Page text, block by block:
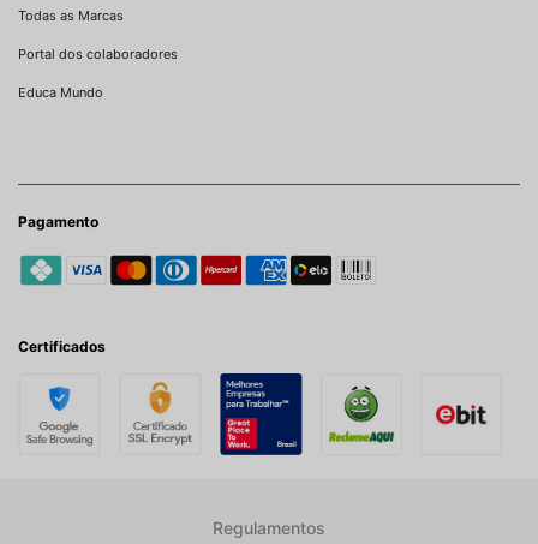
Todas as Marcas
Portal dos colaboradores
Educa Mundo
Pagamento
Certificados
Regulamentos